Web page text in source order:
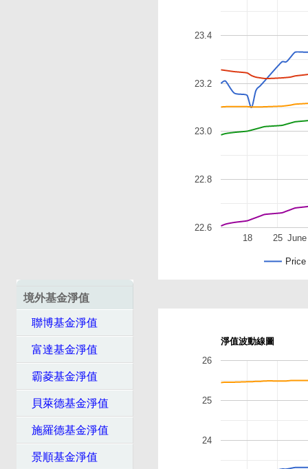
境外基金淨值
聯博基金淨值
富達基金淨值
霸菱基金淨值
貝萊德基金淨值
施羅德基金淨值
景順基金淨值
Price
18 25
22.6
22.8
23.0
23.2
23.4
淨值波動線圖
24
25
26